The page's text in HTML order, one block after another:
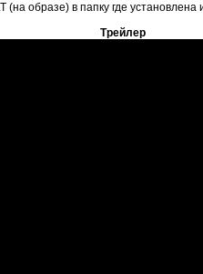
(на образе) в папку где установлена
Трейлер